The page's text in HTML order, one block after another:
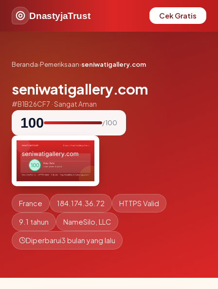
DnastyjaTrust Cek Gratis
Beranda›Pemeriksaan›seniwatigallery.com
seniwatigallery.com
#B1B26CF7 · Sangat Aman
100 / 100
France 184.174.36.72 HTTPS Valid
9.1 tahun NameSilo, LLC
Diperbarui3 bulan yang lalu